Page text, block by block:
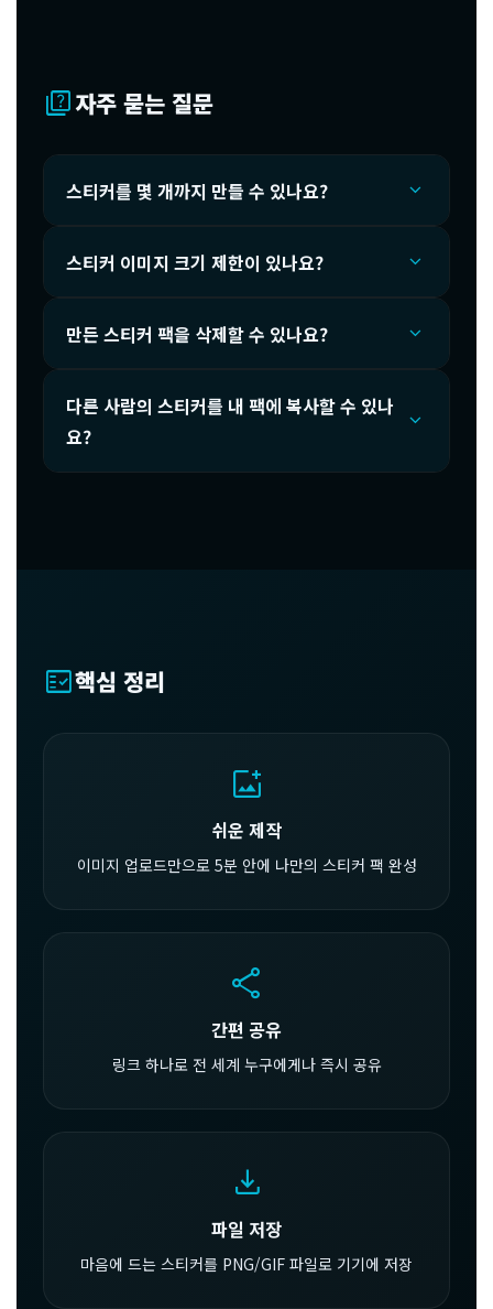
quiz자주 묻는 질문
스티커를 몇 개까지 만들 수 있나요? expand_more
스티커 이미지 크기 제한이 있나요? expand_more
만든 스티커 팩을 삭제할 수 있나요? expand_more
다른 사람의 스티커를 내 팩에 복사할 수 있나
요?
expand_more
fact_check핵심 정리
add_photo_alternate
쉬운 제작
이미지 업로드만으로 5분 안에 나만의 스티커 팩 완성
share
간편 공유
링크 하나로 전 세계 누구에게나 즉시 공유
download
파일 저장
마음에 드는 스티커를 PNG/GIF 파일로 기기에 저장